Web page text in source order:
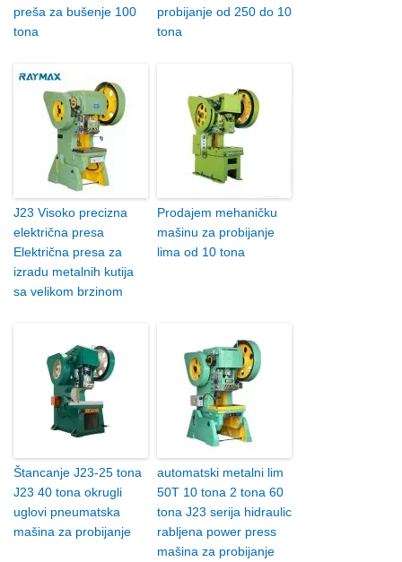
preša za bušenje 100
tona
probijanje od 250 do 10
tona
J23 Visoko precizna
električna presa
Električna presa za
izradu metalnih kutija
sa velikom brzinom
Prodajem mehaničku
mašinu za probijanje
lima od 10 tona
Štancanje J23-25 tona
J23 40 tona okrugli
uglovi pneumatska
mašina za probijanje
automatski metalni lim
50T 10 tona 2 tona 60
tona J23 serija hidraulic
rabljena power press
mašina za probijanje